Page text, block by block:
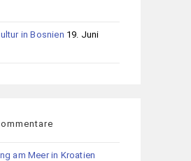
in Bosnien 19. Juni
am Meer in Kroatien